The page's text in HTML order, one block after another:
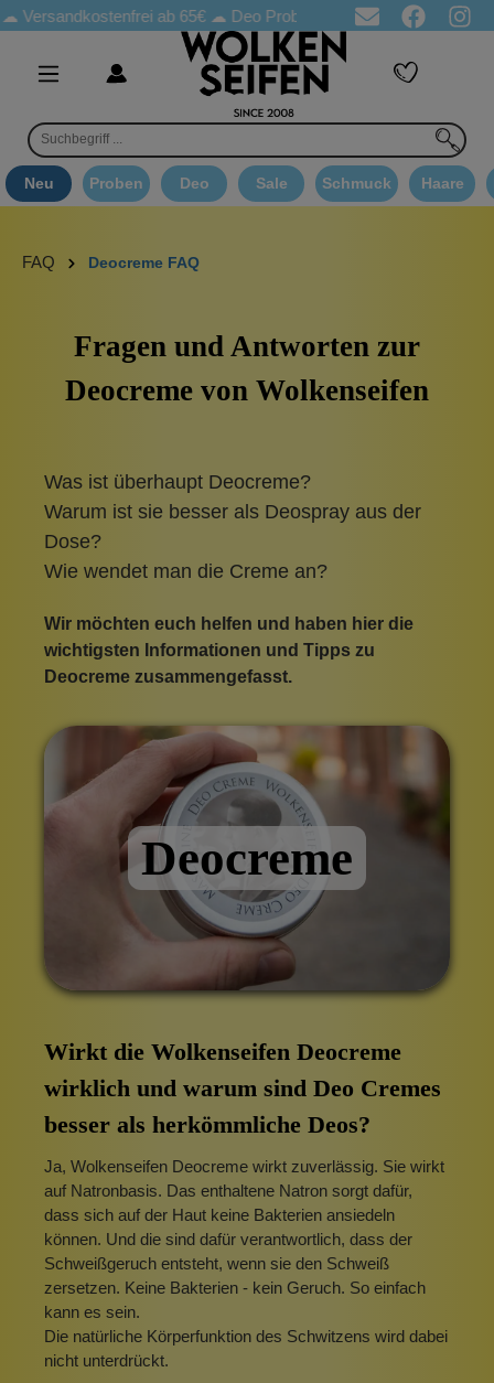
ab 65€☁ Deo Proben in jeder Bestellung ☁
Neu Proben Deo Sale Schmuck Haare
FAQ Deocreme FAQ
Fragen und Antworten zur
Deocreme von Wolkenseifen
Was ist überhaupt Deocreme?
Warum ist sie besser als Deospray aus der
Dose?
Wie wendet man die Creme an?
Wir möchten euch helfen und haben hier die
wichtigsten Informationen und Tipps zu
Deocreme zusammengefasst.
Deocreme
Wirkt die Wolkenseifen Deocreme
wirklich und warum sind Deo Cremes
besser als herkömmliche Deos?
Ja, Wolkenseifen Deocreme wirkt zuverlässig. Sie wirkt
auf Natronbasis. Das enthaltene Natron sorgt dafür,
dass sich auf der Haut keine Bakterien ansiedeln
können. Und die sind dafür verantwortlich, dass der
Schweißgeruch entsteht, wenn sie den Schweiß
zersetzen. Keine Bakterien - kein Geruch. So einfach
kann es sein.
Die natürliche Körperfunktion des Schwitzens wird dabei
nicht unterdrückt.